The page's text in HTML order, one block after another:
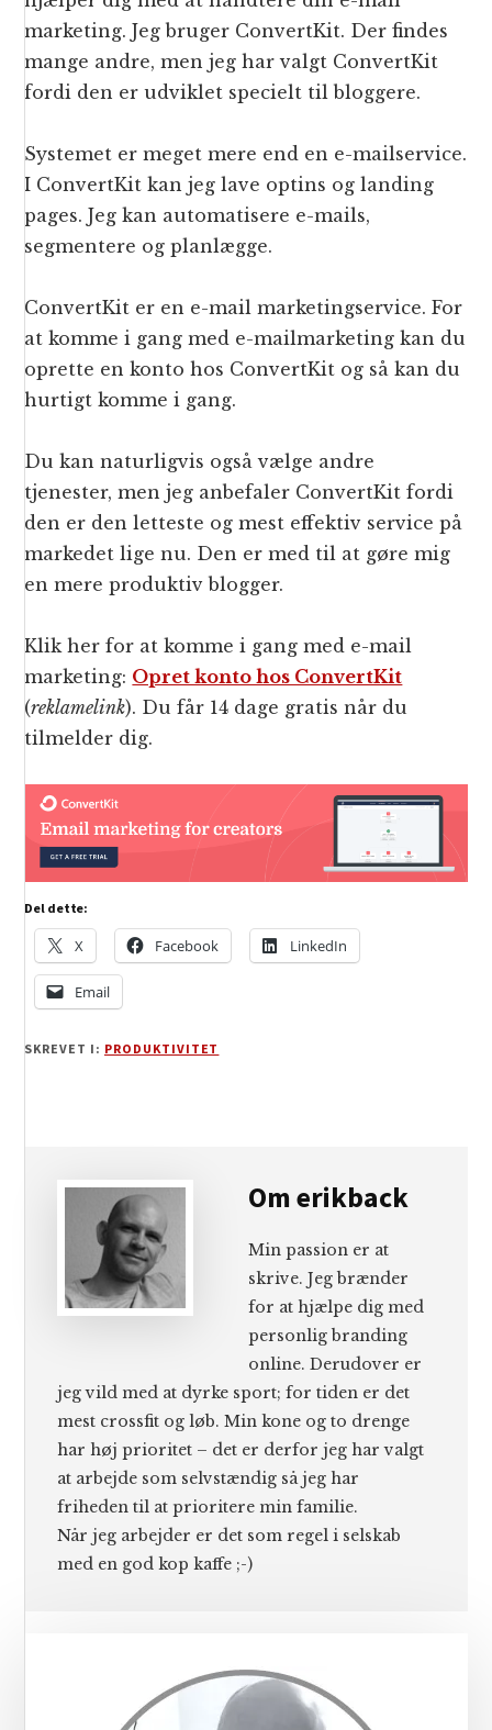
marketing. Jeg bruger ConvertKit. Der findes
mange andre, men jeg har valgt ConvertKit
fordi den er udviklet specielt til bloggere.
Systemet er meget mere end en e-mailservice.
I ConvertKit kan jeg lave optins og landing
pages. Jeg kan automatisere e-mails,
segmentere og planlægge.
ConvertKit er en e-mail marketingservice. For
at komme i gang med e-mailmarketing kan du
oprette en konto hos ConvertKit og så kan du
hurtigt komme i gang.
Du kan naturligvis også vælge andre
tjenester, men jeg anbefaler ConvertKit fordi
den er den letteste og mest effektiv service på
markedet lige nu. Den er med til at gøre mig
en mere produktiv blogger.
Klik her for at komme i gang med e-mail
marketing: Opret konto hos ConvertKit
(reklamelink). Du får 14 dage gratis når du
tilmelder dig.
Del dette:
X Facebook LinkedIn
Email
SKREVET I: PRODUKTIVITET
Omerikback
Min passion er at
skrive. Jeg brænder
for at hjælpe dig med
personlig branding
online. Derudover er
jeg vild med at dyrke sport; for tiden er det
mest crossfit og løb. Min kone og to drenge
har høj prioritet – det er derfor jeg har valgt
at arbejde som selvstændig så jeg har
friheden til at prioritere min familie.
Når jeg arbejder er det som regel i selskab
med en god kop kaffe ;-)